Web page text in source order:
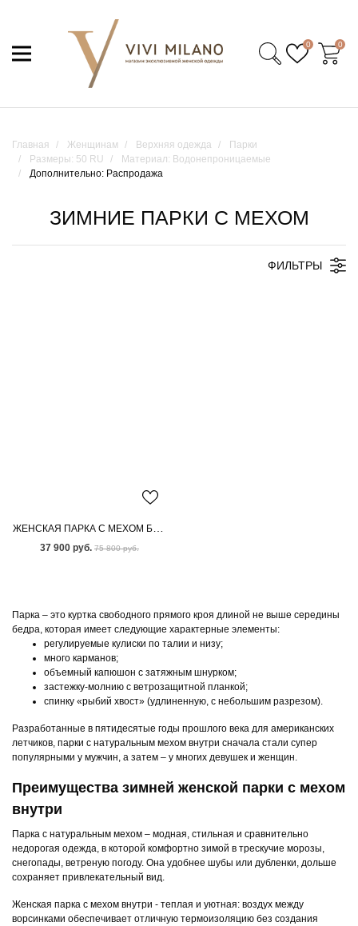
0 0
Главная Женщинам Верхняя одежда
Парки
Размеры: 50 RU
Материал: Водонепроницаемые
Дополнительно: Распродажа
ЗИМНИЕ ПАРКИ С МЕХОМ
ФИЛЬТРЫ
ЖЕНСКАЯ ПАРКА С МЕХОМ БЕНГАЛЬСКОЙ ЛИСЫ
37 900 руб. 75 800 руб.
Парка – это куртка свободного прямого кроя длиной не выше середины
бедра, которая имеет следующие характерные элементы:
регулируемые кулиски по талии и низу;
много карманов;
объемный капюшон с затяжным шнурком;
застежку-молнию с ветрозащитной планкой;
спинку «рыбий хвост» (удлиненную, с небольшим разрезом).
Разработанные в пятидесятые годы прошлого века для американских
летчиков, парки с натуральным мехом внутри сначала стали супер
популярными у мужчин, а затем – у многих девушек и женщин.
Преимущества зимней женской парки с мехом
внутри
Парка с натуральным мехом – модная, стильная и сравнительно
недорогая одежда, в которой комфортно зимой в трескучие морозы,
снегопады, ветреную погоду. Она удобнее шубы или дубленки, дольше
сохраняет привлекательный вид.
Женская парка с мехом внутри - теплая и уютная: воздух между
ворсинками обеспечивает отличную термоизоляцию без создания